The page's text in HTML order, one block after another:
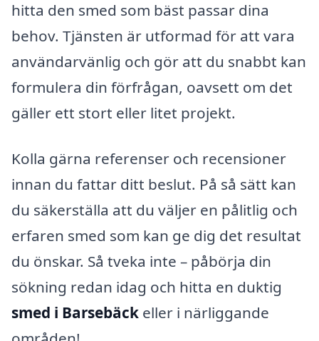
hitta den smed som bäst passar dina
behov. Tjänsten är utformad för att vara
användarvänlig och gör att du snabbt kan
formulera din förfrågan, oavsett om det
gäller ett stort eller litet projekt.
Kolla gärna referenser och recensioner
innan du fattar ditt beslut. På så sätt kan
du säkerställa att du väljer en pålitlig och
erfaren smed som kan ge dig det resultat
du önskar. Så tveka inte – påbörja din
sökning redan idag och hitta en duktig
smed i Barsebäck eller i närliggande